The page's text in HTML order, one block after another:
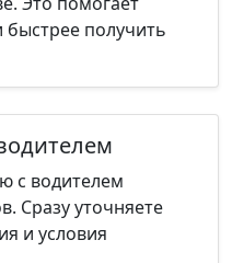
быстрее получить
с водителем
Сразу уточняете
и условия